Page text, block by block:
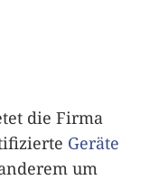
die Firma
Geräte
um